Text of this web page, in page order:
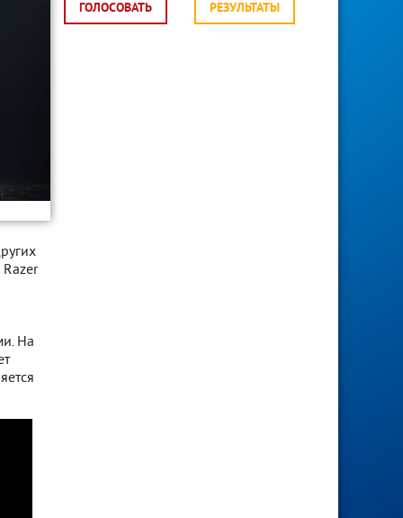
На
ГОЛОСОВАТЬ РЕЗУЛЬТАТЫ